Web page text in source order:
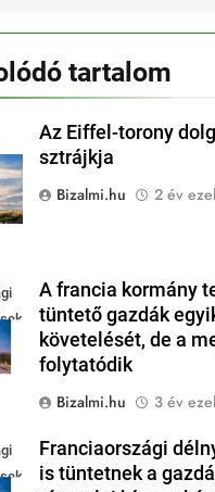
tartalom
Az Eiffel-torony
sztrájkja
Bizalmi.hu
2 év
A francia kormány
tüntető gazdák
követelését, de a
folytatódik
Bizalmi.hu
3 év
Franciaországi
is tüntetnek a